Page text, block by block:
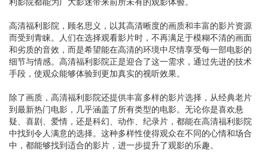
高清福利影院，顾名思义，以其高清晰度的画质和丰富的影片资源
而受到青睐。人们在选择观看影片时，不再满足于模糊不清的画面
和劣质的音效，而是希望能在高清的环境中尽情享受每一部电影的
细节与情感。高清福利影院正是迎合了这一需求，通过先进的技术
手段，使观众能够体验到更加真实的视听效果。
除了画质，高清福利影院还提供丰富多样的影片选择，从经典老片
到最新热门电影，几乎涵盖了所有类型的电影。无论你是喜欢悬
疑、喜剧、爱情，还是科幻、动作、纪录片，都能在高清福利影院
中找到令人满意的选择。这种多样性使得观众在不同的心情和场合
中，都能够找到适合的影片，进一步提升了观影的乐趣。